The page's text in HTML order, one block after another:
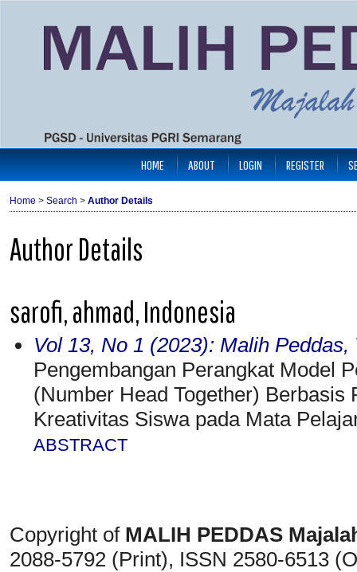
HOME ABOUT LOGIN REGISTER
Home > Search > Author Details
Author Details
sarofi, ahmad, Indonesia
Vol 13, No 1 (2023): Malih
Pengembangan Perangkat Model
(Number Head Together)
Kreativitas Siswa pada Mata
ABSTRACT
Copyright ofMALIH PEDDAS
2088-5792 (Print), ISSN 2580-6513